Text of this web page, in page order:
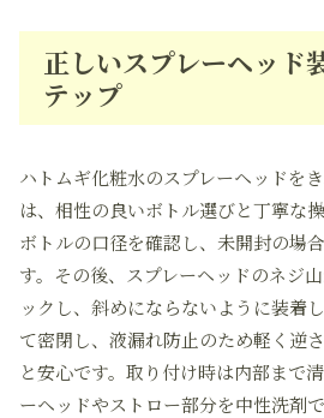
正しいスプレーヘッド
テップ
ハトムギ化粧水のスプレーヘッドを
は、相性の良いボトル選びと丁寧な
ボトルの口径を確認し、未開封の場
す。その後、スプレーヘッドのネジ
ックし、斜めにならないように装着
て密閉し、液漏れ防止のため軽く逆
と安心です。取り付け時は内部まで
ーヘッドやストロー部分を中性洗剤